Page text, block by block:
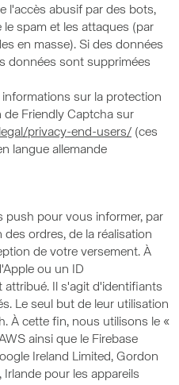
l'accès abusif par des bots,
spam et les attaques (par
en masse). Si des données
données sont supprimées
sur la protection
Friendly Captcha sur
privacy-end-users/ (ces
langue allemande
pour vous informer, par
ordres, de la réalisation
de votre versement. À
ou un ID
Il s'agit d'identifiants
Le seul but de leur utilisation
À cette fin, nous utilisons le «
ainsi que le Firebase
Ireland Limited, Gordon
pour les appareils